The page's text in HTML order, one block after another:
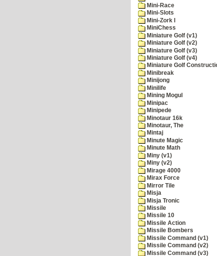
Mini-Race
Mini-Slots
Mini-Zork I
MiniChess
Miniature Golf (v1)
Miniature Golf (v2)
Miniature Golf (v3)
Miniature Golf (v4)
Miniature Golf
Minibreak
Minijong
Minilife
Mining Mogul
Minipac
Minipede
Minotaur 16k
Minotaur, The
Mintaj
Minute Magic
Minute Math
Miny (v1)
Miny (v2)
Mirage 4000
Mirax Force
Mirror Tile
Misja
Misja Tronic
Missile
Missile 10
Missile Action
Missile Bombers
Missile Command (v1)
Missile Command (v2)
Missile Command (v3)